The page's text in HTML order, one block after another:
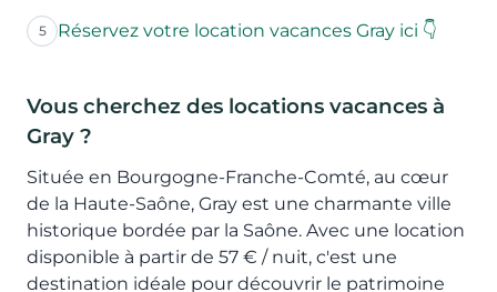
5 Réservez votre location vacances Gray ici 👇
Vous cherchez des locations vacances à
Gray ?
Située en Bourgogne-Franche-Comté, au cœur
de la Haute-Saône, Gray est une charmante ville
historique bordée par la Saône. Avec une location
disponible à partir de 57 € / nuit, c'est une
destination idéale pour découvrir le patrimoine